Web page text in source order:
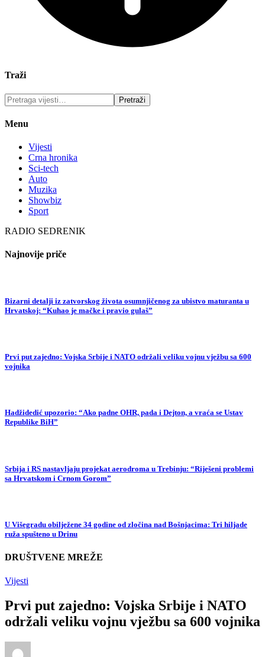
Traži
Menu
Vijesti
Crna hronika
Sci-tech
Auto
Muzika
Showbiz
Sport
RADIO SEDRENIK
Najnovije priče
Bizarni detalji iz zatvorskog života osumnjičenog za ubistvo maturanta u
Hrvatskoj: “Kuhao je mačke i pravio gulaš”
Prvi put zajedno: Vojska Srbije i NATO održali veliku vojnu vježbu sa 600
vojnika
Hadžidedić upozorio: “Ako padne OHR, pada i Dejton, a vraća se Ustav
Republike BiH”
Srbija i RS nastavljaju projekat aerodroma u Trebinju: “Riješeni problemi
sa Hrvatskom i Crnom Gorom”
U Višegradu obilježene 34 godine od zločina nad Bošnjacima: Tri hiljade
ruža spušteno u Drinu
DRUŠTVENE MREŽE
Vijesti
Prvi put zajedno: Vojska Srbije i NATO
održali veliku vojnu vježbu sa 600 vojnika